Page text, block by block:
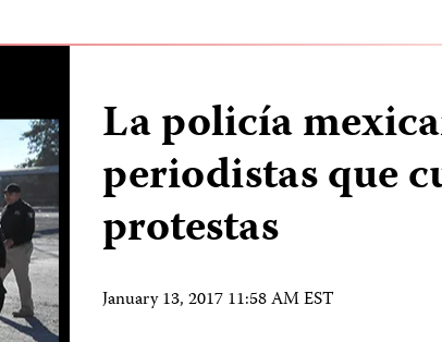
La policía
periodistas que
protestas
January 13, 2017 11:58 AM EST